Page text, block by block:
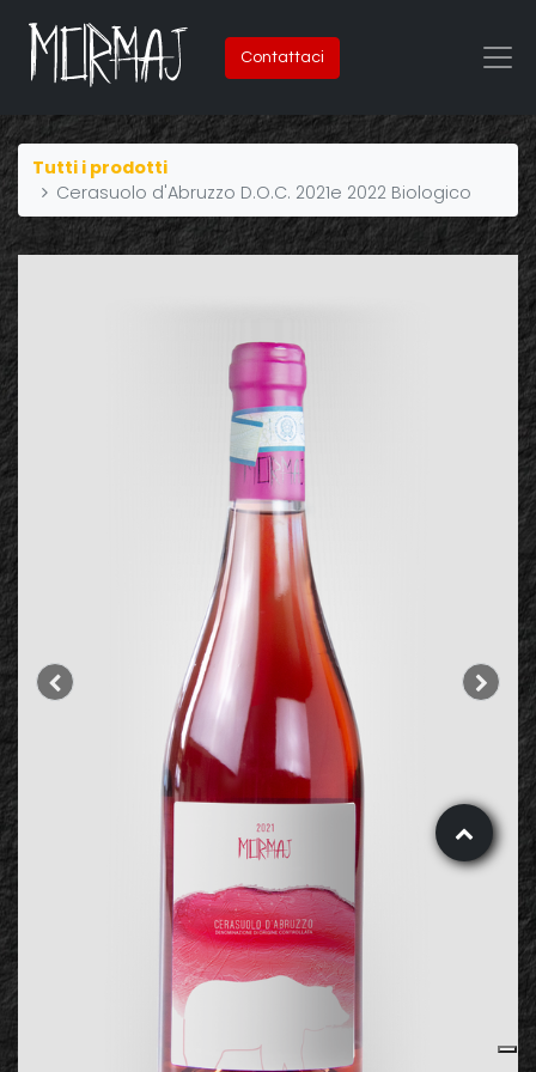
Contattaci
Tutti i prodotti
Cerasuolo d'Abruzzo D.O.C. 2021e 2022 Biologico